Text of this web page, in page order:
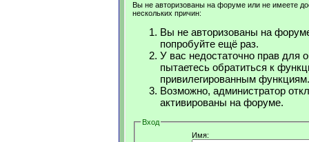
Вы не авторизованы на форуме или не имеете
нескольких причин:
Вы не авторизованы на
попробуйте ещё раз.
У вас недостаточно прав для
пытаетесь обратиться к
привилегированным функциям.
Возможно, администратор
активированы на форуме.
Вход
Имя: